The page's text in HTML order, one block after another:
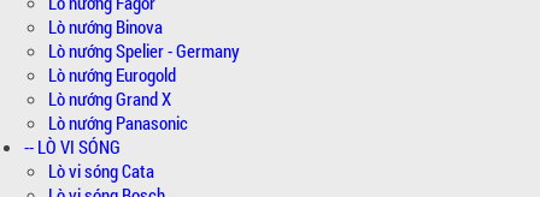
Lò nướng Binova
Lò nướng Spelier - Germany
Lò nướng Eurogold
Lò nướng Grand X
Lò nướng Panasonic
-- LÒ VI SÓNG
Lò vi sóng Cata